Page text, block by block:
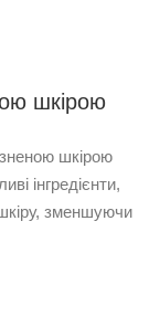
шкірою
шкірою
інгредієнти,
зменшуючи